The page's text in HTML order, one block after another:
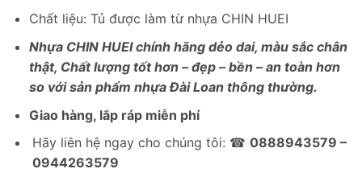
Chất liệu: Tủ được làm từ nhựa CHIN HUEI
Nhựa CHIN HUEI chính hãng dẻo dai, màu sắc chân
thật, Chất lượng tốt hơn – đẹp – bền – an toàn hơn
so với sản phẩm nhựa Đài Loan thông thường.
Giao hàng, lắp ráp miễn phí
Hãy liên hệ ngay cho chúng tôi: ☎ 0888943579 –
0944263579